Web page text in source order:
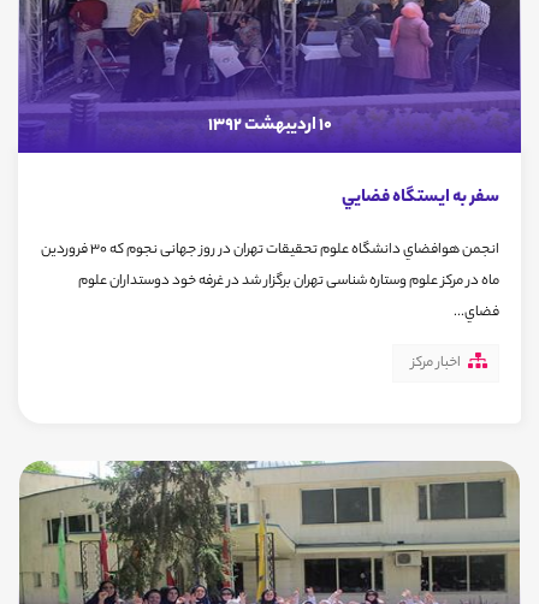
10 اردیبهشت 1392
سفر به ايستگاه فضايي
انجمن هوافضاي دانشگاه علوم تحقيقات تهران در روز جهانی نجوم که 30 فروردین
ماه در مرکز علوم وستاره شناسی تهران برگزار شد در غرفه خود دوستداران علوم
فضاي...
اخبار مرکز